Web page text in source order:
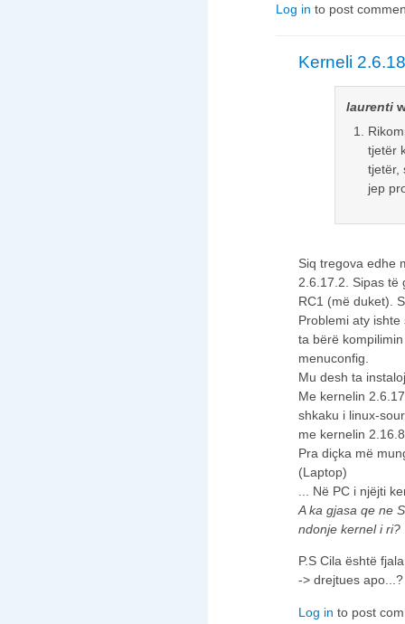
Log in to post
Kerneli
laurenti
tjetër
tjetër,
jep
Siq tregova edhe
2.6.17.2. Sipas të
RC1 (më duket).
Problemi aty
ta bërë
menuconfig.
Mu desh ta
Me kernelin
shkaku i linux-
me kernelin
Pra diçka më
(Laptop)
... Në PC i njëjti
A ka gjasa qe ne
ndonje kernel i ri?
P.S Cila është
-> drejtues
Log in to post